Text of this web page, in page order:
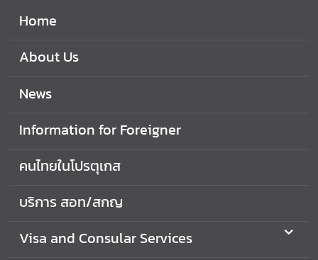
A
b
s
s
a
d
o
r
V
s
Home
About Us
News
Information for Foreigner
คนไทยในโปรตุเกส
บริการ สอท/สกญ
Visa and Consular Services